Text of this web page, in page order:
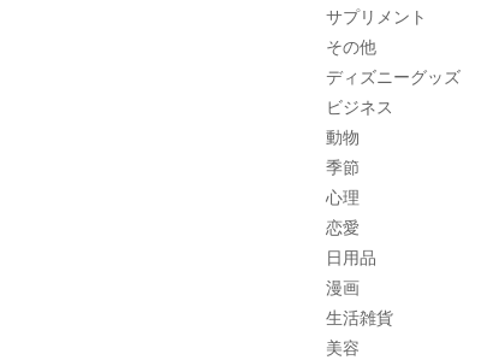
サプリメント
その他
ディズニーグッズ
ビジネス
動物
季節
心理
恋愛
日用品
漫画
生活雑貨
美容